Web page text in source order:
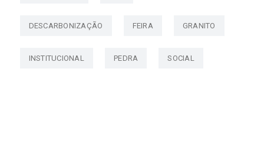
DESCARBONIZAÇÃO FEIRA GRANITO
INSTITUCIONAL PEDRA SOCIAL